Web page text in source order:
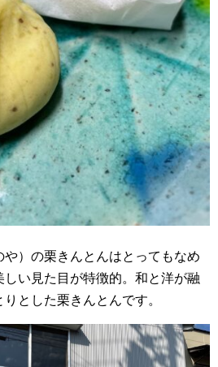
）の栗きんとんはとってもなめ
い見た目が特徴的。和と洋が融
とした栗きんとんです。